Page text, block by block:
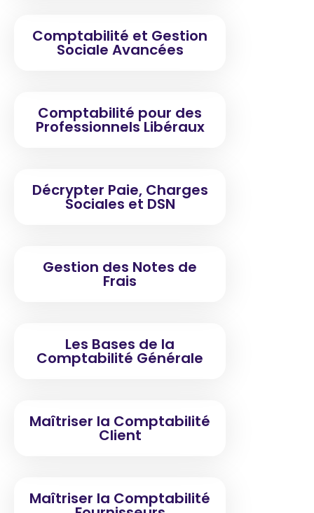
Comptabilité et Gestion
Sociale Avancées
Comptabilité pour des
Professionnels Libéraux
Décrypter Paie, Charges
Sociales et DSN
Gestion des Notes de
Frais
Les Bases de la
Comptabilité Générale
Maîtriser la Comptabilité
Client
Maîtriser la Comptabilité